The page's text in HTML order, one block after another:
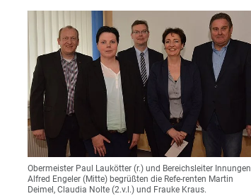
Obermeister Paul Laukötter (r.) und Bereichsleiter Innungen
Alfred Engeler (Mitte) begrüßten die Refe-renten Martin
Deimel, Claudia Nolte (2.v.l.) und Frauke Kraus.